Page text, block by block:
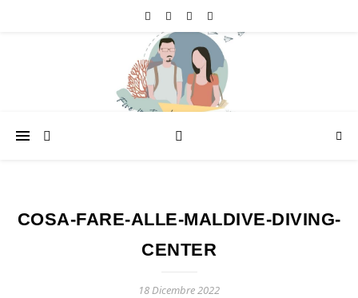
COSA-FARE-ALLE-MALDIVE-DIVING-
CENTER
18 Dicembre 2022